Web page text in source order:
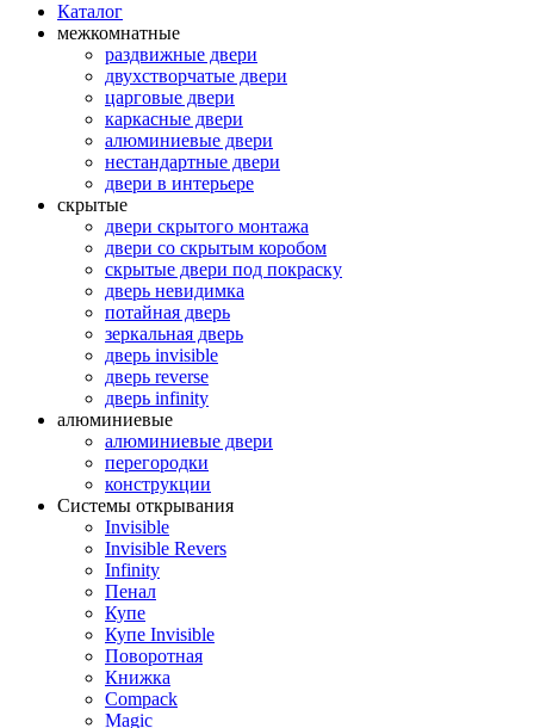
Каталог
межкомнатные
раздвижные двери
двухстворчатые двери
царговые двери
каркасные двери
алюминиевые двери
нестандартные двери
двери в интерьере
скрытые
двери скрытого монтажа
двери со скрытым коробом
скрытые двери под покраску
дверь невидимка
потайная дверь
зеркальная дверь
дверь invisible
дверь reverse
дверь infinity
алюминиевые
алюминиевые двери
перегородки
конструкции
Системы открывания
Invisible
Invisible Revers
Infinity
Пенал
Купе
Купе Invisible
Поворотная
Книжка
Compack
Magic